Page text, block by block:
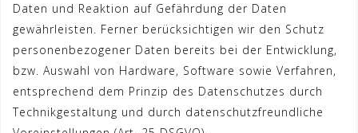
Daten und Reaktion auf Gefährdung der Daten
gewährleisten. Ferner berücksichtigen wir den Schutz
personenbezogener Daten bereits bei der Entwicklung,
bzw. Auswahl von Hardware, Software sowie Verfahren,
entsprechend dem Prinzip des Datenschutzes durch
Technikgestaltung und durch datenschutzfreundliche